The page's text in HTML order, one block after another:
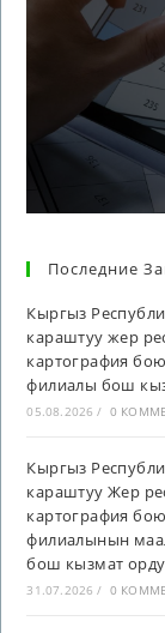
Последние
Кыргыз
караштуу жер
картография
филиалы бош
05.08.2026 / 0
Кыргыз
караштуу Жер
картография
филиалынын
бош кызмат
31.07.2026 / 0